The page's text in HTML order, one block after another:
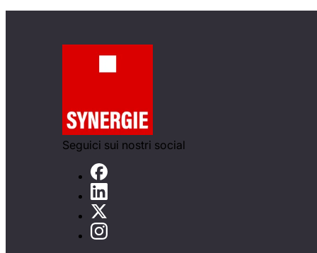
Seguici sui nostri social